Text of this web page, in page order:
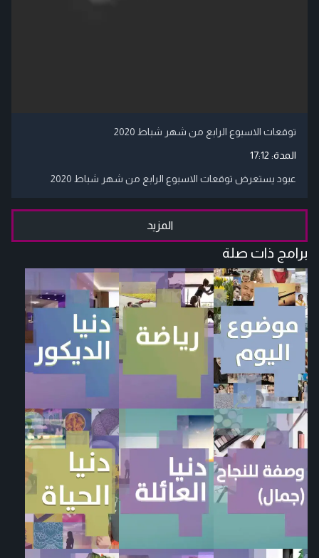
توقعات الاسبوع الرابع من شهر شباط 2020
المدة: 17:12
عبود يستعرض توقعات الاسبوع الرابع من شهر شباط 2020
المزيد
برامج ذات صلة